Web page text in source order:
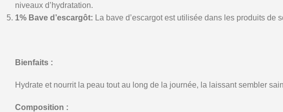
niveaux d’hydratation.
1% Bave d’escargôt: La bave d’escargot est utilisée dans les produits
Bienfaits :
Hydrate et nourrit la peau toutau long de la journée, la laissantsembler
Composition :